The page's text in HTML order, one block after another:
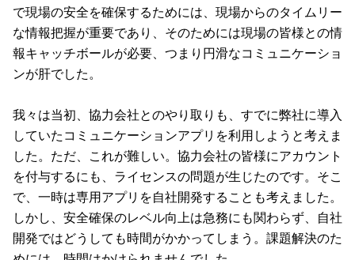
で現場の安全を確保するためには、現場からのタイムリー
な情報把握が重要であり、そのためには現場の皆様との情
報キャッチボールが必要、つまり円滑なコミュニケーショ
ンが肝でした。
我々は当初、協力会社とのやり取りも、すでに弊社に導入
していたコミュニケーションアプリを利用しようと考えま
した。ただ、これが難しい。協力会社の皆様にアカウント
を付与するにも、ライセンスの問題が生じたのです。そこ
で、一時は専用アプリを自社開発することも考えました。
しかし、安全確保のレベル向上は急務にも関わらず、自社
開発ではどうしても時間がかかってしまう。課題解決のた